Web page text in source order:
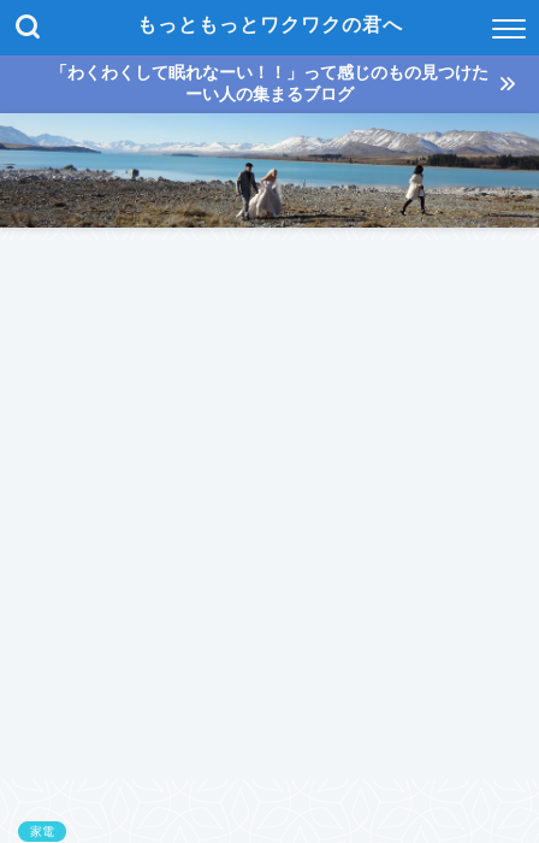
もっともっとワクワクの君へ
「わくわくして眠れなーい！！」って感じのもの見つけた
ーい人の集まるブログ
家電